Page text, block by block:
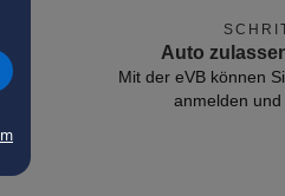
Auto
Mit der eVB können
anmelden und